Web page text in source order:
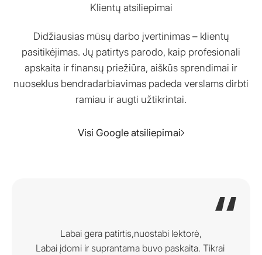
Klientų atsiliepimai
Didžiausias mūsų darbo įvertinimas – klientų
pasitikėjimas. Jų patirtys parodo, kaip profesionali
apskaita ir finansų priežiūra, aiškūs sprendimai ir
nuoseklus bendradarbiavimas padeda verslams dirbti
ramiau ir augti užtikrintai.
Visi Google atsiliepimai
Labai gera patirtis,nuostabi lektorė,
Labai įdomi ir suprantama buvo paskaita. Tikrai